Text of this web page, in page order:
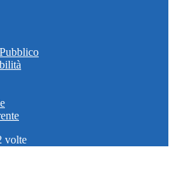
volte